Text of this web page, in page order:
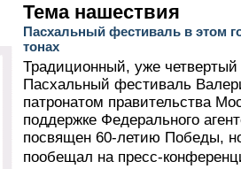
Тема нашествия
Пасхальный фестиваль в этом
тонах
Традиционный, уже четвертый
Пасхальный фестиваль
патронатом правительства
поддержке Федерального
посвящен 60-летию Победы,
пообещал на пресс-